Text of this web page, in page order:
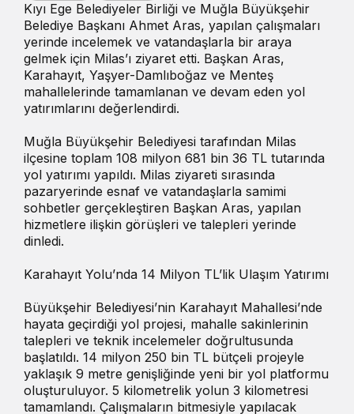
Kıyı Ege Belediyeler Birliği ve Muğla Büyükşehir
Belediye Başkanı Ahmet Aras, yapılan çalışmaları
yerinde incelemek ve vatandaşlarla bir araya
gelmek için Milas’ı ziyaret etti. Başkan Aras,
Karahayıt, Yaşyer-Damlıboğaz ve Menteş
mahallelerinde tamamlanan ve devam eden yol
yatırımlarını değerlendirdi.
Muğla Büyükşehir Belediyesi tarafından Milas
ilçesine toplam 108 milyon 681 bin 36 TL tutarında
yol yatırımı yapıldı. Milas ziyareti sırasında
pazaryerinde esnaf ve vatandaşlarla samimi
sohbetler gerçekleştiren Başkan Aras, yapılan
hizmetlere ilişkin görüşleri ve talepleri yerinde
dinledi.
Karahayıt Yolu’nda 14 Milyon TL’lik Ulaşım Yatırımı
Büyükşehir Belediyesi’nin Karahayıt Mahallesi’nde
hayata geçirdiği yol projesi, mahalle sakinlerinin
talepleri ve teknik incelemeler doğrultusunda
başlatıldı. 14 milyon 250 bin TL bütçeli projeyle
yaklaşık 9 metre genişliğinde yeni bir yol platformu
oluşturuluyor. 5 kilometrelik yolun 3 kilometresi
tamamlandı. Çalışmaların bitmesiyle yapılacak